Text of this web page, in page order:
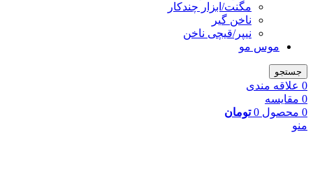
مگنت/ابزار چندکار
ناخن گیر
نیپر/قیچی ناخن
موس مو
جستجو
0 علاقه مندی
0 مقایسه
0 محصول 0 تومان
منو